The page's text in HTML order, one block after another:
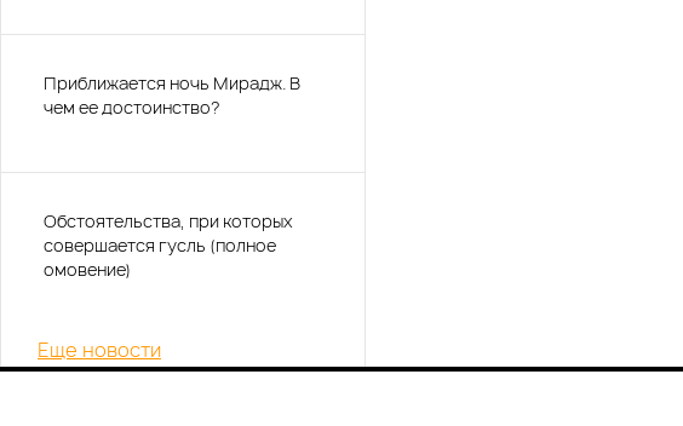
Приближается ночь Мирадж. В
чем ее достоинство?
Обстоятельства, при которых
совершается гусль (полное
омовение)
Еще новости